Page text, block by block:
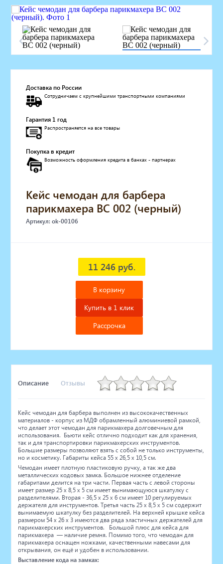
Оборудование с регистрационным
удостоверением
Парикмахерское оборудование
Косметологическое оборудование
Маникюрное оборудование
Стерилизаторы
Оборудование для барбершопа
Оборудование для визажистов
Оборудование для нейл-бара
Мебель для холла
Солярии
Коллагенарий
Депиляция
Мебель в стиле Лофт
Доставка по России
Сотрудничаем с крупнейшими транспортными компаниями
Гарантия 1 год
Распространяется на все товары
Покупка в кредит
Возможность оформления кредита в банках - партнерах
Кейс чемодан для барбера
парикмахера BC 002 (черный)
Артикул: ok-00106
11 246 руб.
В корзину
Купить в 1 клик
Рассрочка
Описание Отзывы
Кейс чемодан для барбера выполнен из высококачественных
материалов - корпус из МДФ обрамленный алюминиевой рамкой,
что делает этот чемодан для парикмахера долговечным для
использования. Бьюти кейс отлично подходит как для хранения,
так и для транспортировки парикмахерских инструментов.
Большие размеры позволяют взять с собой не только инструменты,
но и косметику. Габариты кейса 55 х 26,5 х 10,5 см.
Чемодан имеет плотную пластиковую ручку, а так же два
металлических кодовых замка. Большое нижнее отделение
габаритами делится на три части. Первая часть с левой стороны
имеет размер 25 х 8,5 х 5 см имеет вынимающуюся шкатулку с
разделителями. Вторая - 36,5 х 25 х 6 см имеет 10 регулируемых
держателя для инструментов. Третья часть 25 х 8,5 х 5 см содержит
вынимаемую шкатулку без разделителей. На верхней крышке кейса
размером 54 х 26 х 3 имеются два ряда эластичных держателей для
парикмахерских инструментов. Большой плюс для кейса для
парикмахера — наличие ремня. Помимо того, что чемодан для
парикмахера оснащен ножками, качественными навесами для
открывания, он ещё и удобен в использовании.
Выставление кода на замках: